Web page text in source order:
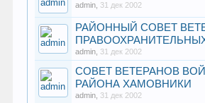
admin 31 дек 2002
РАЙОННЫЙ СОВЕТ
admin 31 дек 2002
СОВЕТ ВЕТЕРАНОВ
РАЙОНА ХАМОВНИКИ
admin 31 дек 2002